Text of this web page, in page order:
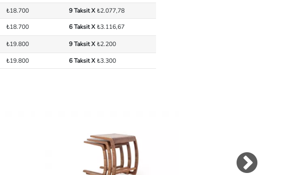
₺18.700 9 Taksit X₺2.077,78
₺18.700 6 Taksit X₺3.116,67
₺19.800 9 Taksit X₺2.200
₺19.800 6 Taksit X₺3.300